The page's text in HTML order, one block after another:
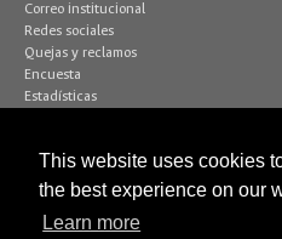
This website uses cookies
the best experience on our
Learn more
Correo institucional
Redes sociales
Quejas y reclamos
Encuesta
Estadísticas
Dirección
Edif. 205 - Of. 117
(+57 1) 316 5000